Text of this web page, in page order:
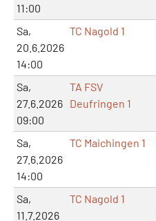
11:00
Sa,
20.6.2026
14:00
TC Nagold 1
Sa,
27.6.2026
09:00
TA FSV
Deufringen 1
Sa,
27.6.2026
14:00
TC Maichingen 1
Sa,
11.7.2026
TC Nagold 1